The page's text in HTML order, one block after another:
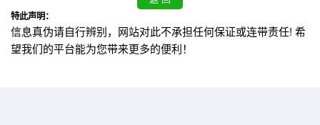
特此声明：
信息真伪请自行辨别，网站对此不承担任何保证或连带责任! 希
望我们的平台能为您带来更多的便利！